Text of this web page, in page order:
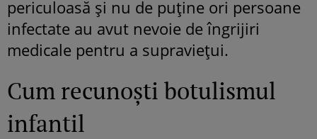
periculoasă și nu de puține ori persoane
infectate au avut nevoie de îngrijiri
medicale pentru a supraviețui.
Cum recunoști botulismul
infantil